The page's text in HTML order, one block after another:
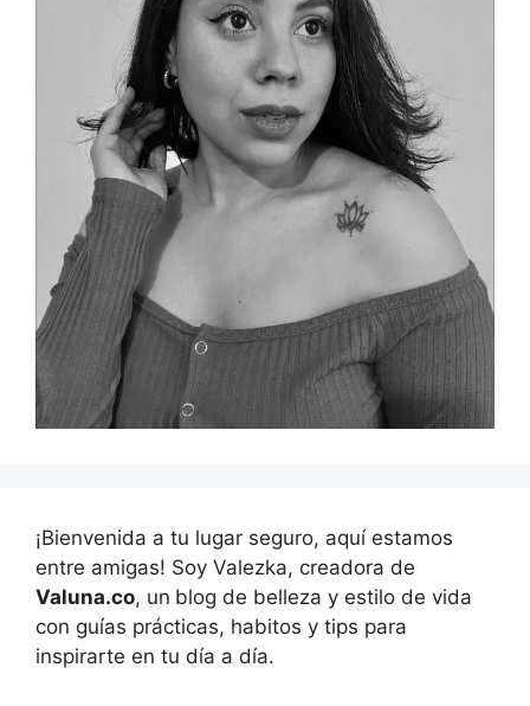
¡Bienvenida a tu lugar seguro, aquí estamos
entre amigas! Soy Valezka, creadora de
Valuna.co, un blog de belleza y estilo de vida
con guías prácticas, habitos y tips para
inspirarte en tu día a día.